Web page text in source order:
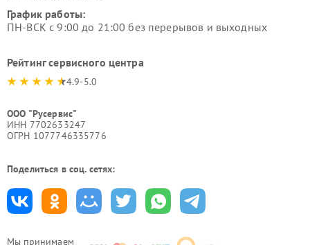
Мы принимаем
График работы:
ПН-ВСК с 9:00 до 21:00 без перерывов и выходных
Рейтинг сервисного центра
4.9-5.0
ООО "Русервис"
ИНН 7702633247
ОГРН 1077746335776
Поделиться в соц. сетях: